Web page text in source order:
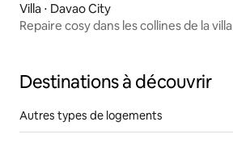
Villa ⋅ Davao City
Repaire cosy dans les collines de la villa
Destinations à découvrir
Autres types de logements